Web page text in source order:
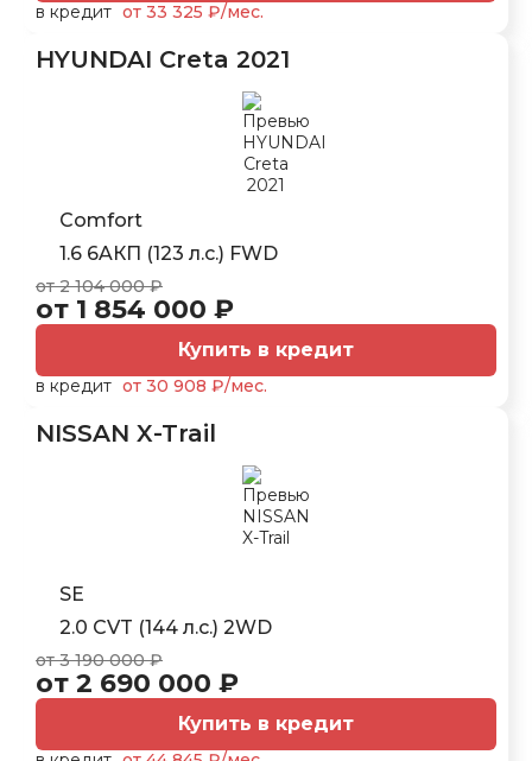
в кредит от 33 325 ₽/мес.
HYUNDAI Creta 2021
Comfort
1.6 6AКП (123 л.с.) FWD
от 2 104 000 ₽
от 1 854 000 ₽
Купить в кредит
в кредит от 30 908 ₽/мес.
NISSAN X-Trail
SE
2.0 CVT (144 л.с.) 2WD
от 3 190 000 ₽
от 2 690 000 ₽
Купить в кредит